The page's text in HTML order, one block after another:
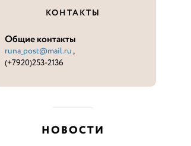
КОНТАКТЫ
Общие контакты
runa_post@mail.ru,
(+7920)253-2136
НОВОСТИ